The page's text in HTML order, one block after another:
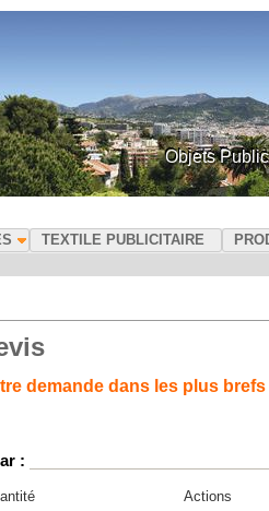
Objets
TEXTILE PUBLICITAIRE
demande dans les plus brefs
:
Actions